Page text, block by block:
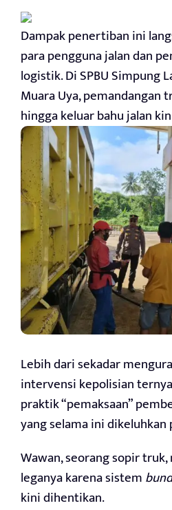
Dampak penertiban ini
para pengguna jalan dan
logistik. Di SPBU Simpung
Muara Uya, pemandangan
hingga keluar bahu jalan
Lebih dari sekadar
intervensi kepolisian
praktik “pemaksaan”
yang selama ini dikeluhkan
Wawan, seorang sopir
leganya karena sistem
kini dihentikan.